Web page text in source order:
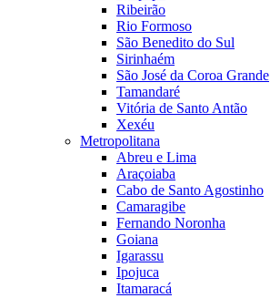
Ribeirão
Rio Formoso
São Benedito do Sul
Sirinhaém
São José da Coroa Grande
Tamandaré
Vitória de Santo Antão
Xexéu
Metropolitana
Abreu e Lima
Araçoiaba
Cabo de Santo Agostinho
Camaragibe
Fernando Noronha
Goiana
Igarassu
Ipojuca
Itamaracá